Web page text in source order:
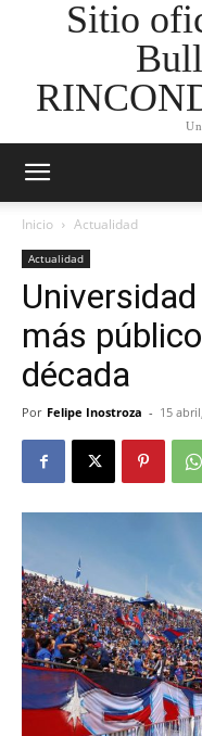
Sitio
Inicio Actualidad
Actualidad
más
década
Por Felipe Inostroza - 15